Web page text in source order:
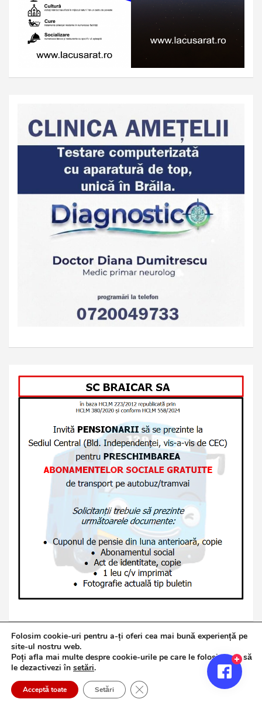
Copyright © 2026Jurnalul de Brăila
Politică de confidențialitate
Theme Horse
Proudly Powered by:WordPress
Folosim cookie-uri pentru a-ți oferi cea mai bună experiență pe
site-ul nostru web.
Poți afla mai multe despre cookie-urile pe care le folosim sau să
le dezactivezi în setări.
Acceptă toate Setări Close GDPR Cookie Banner